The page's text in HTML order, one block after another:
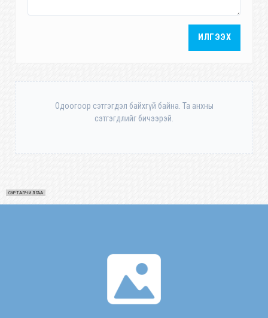
ИЛГЭЭХ
Одоогоор сэтгэгдэл байхгүй байна. Та анхны
сэтгэгдлийг бичээрэй.
СУРТАЛЧИЛГАА